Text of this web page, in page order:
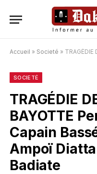
Accueil » Societé » TRAGÉDIE DE BOFFA-
SOCIETÉ
TRAGÉDIE
BAYOTTE
Capain
Ampoï
Badiate